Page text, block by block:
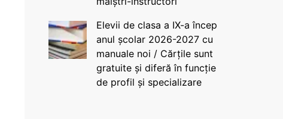
Elevii de clasa a IX-a încep
anul școlar 2026-2027 cu
manuale noi / Cărțile sunt
gratuite și diferă în funcție
de profil și specializare